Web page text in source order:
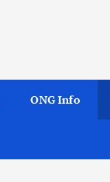
ONG Info